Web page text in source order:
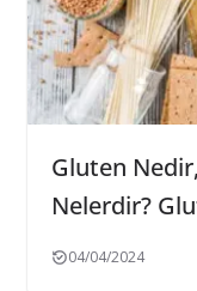
Gluten
Nelerdir?
04/04/2024